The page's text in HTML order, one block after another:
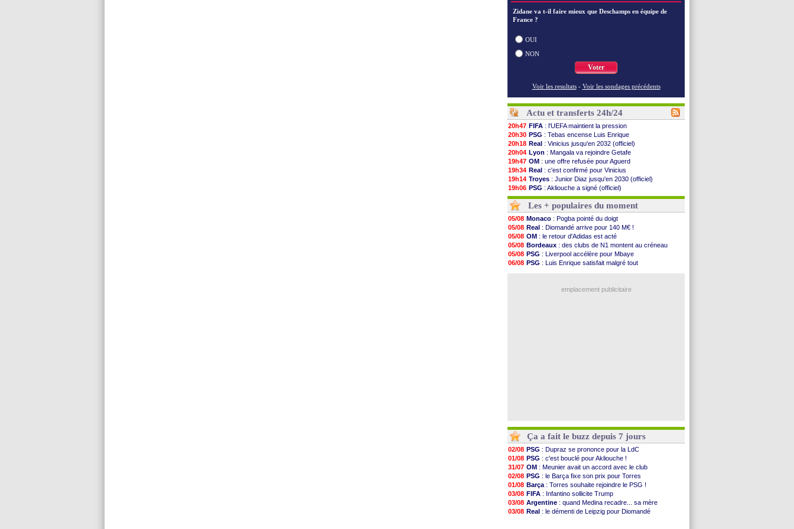
Zidane va t-il faire mieux que Deschamps en équipe de
France ?
OUI
NON
Voter
Voir les resultats - Voir les sondages précédents
Actu et transferts 24h/24
20h47 FIFA : l'UEFA maintient la pression
20h30 PSG : Tebas encense Luis Enrique
20h18 Real : Vinicius jusqu'en 2032 (officiel)
20h04 Lyon : Mangala va rejoindre Getafe
19h47 OM : une offre refusée pour Aguerd
19h34 Real : c'est confirmé pour Vinicius
19h14 Troyes : Junior Diaz jusqu'en 2030 (officiel)
19h06 PSG : Akliouche a signé (officiel)
18h50 OM: une offre pour Bulka
18h30
PSG : contrat signé pour Akliouche
18h20 Ouganda: Owori battu à mort à Kampala
17h58
Arsenal : Arteta veut créer une dynastie
17h47
Chelsea: Palace a fait son offre pour Disasi
17h34
FIFA: le gouvernement espagnol s'en mêle
17h22
PSG: l'étonnante rumeur Gusto
17h10
Bologne: Dallinga est sur le marché
16h59
OM : accord trouvé avec Man City pour Rulli
: Juanlu signe à Bournemouth (officiel)
Les + populaires du moment
05/08 Monaco : Pogba pointé du doigt
05/08 Real : Diomandé arrive pour 140 M€ !
05/08 OM : le retour d'Adidas est acté
05/08 Bordeaux : des clubs de N1 montent au créneau
05/08 PSG : Liverpool accélère pour Mbaye
06/08 PSG : Luis Enrique satisfait malgré tout
emplacement publicitaire
Ça a fait le buzz depuis 7 jours
02/08 PSG : Dupraz se prononce pour la LdC
01/08 PSG : c'est bouclé pour Akliouche !
31/07 OM : Meunier avait un accord avec le club
02/08 PSG : le Barça fixe son prix pour Torres
01/08 Barça : Torres souhaite rejoindre le PSG !
03/08 FIFA : Infantino sollicite Trump
03/08 Argentine : quand Medina recadre... sa mère
03/08 Real : le démenti de Leipzig pour Diomandé